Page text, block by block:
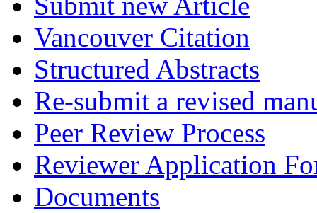
Vancouver Citation
Structured Abstracts
Re-submit a revised
Peer Review Process
Reviewer Application
Documents